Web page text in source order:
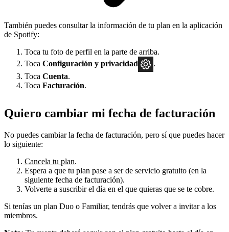
También puedes consultar la información de tu plan en la aplicación
de Spotify:
Toca tu foto de perfil en la parte de arriba.
Toca Configuración y privacidad
.
Toca Cuenta.
Toca Facturación.
Quiero cambiar mi fecha de facturación
No puedes cambiar la fecha de facturación, pero sí que puedes hacer
lo siguiente:
Cancela tu plan.
Espera a que tu plan pase a ser de servicio gratuito (en la
siguiente fecha de facturación).
Volverte a suscribir el día en el que quieras que se te cobre.
Si tenías un plan Duo o Familiar, tendrás que volver a invitar a los
miembros.